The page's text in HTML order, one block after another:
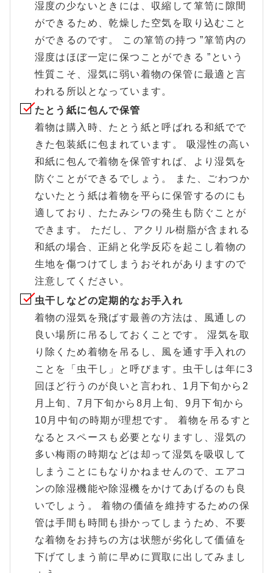
湿度の少ないときには、収縮して箪笥に隙間
ができるため、乾燥した空気を取り込むこと
ができるのです。 この箪笥の持つ ”箪笥内の
湿度はほぼ一定に保つことができる ”という
性質こそ、湿気に弱い着物の保管に最適と言
われる所以となっています。
たとう紙に包んで保管
着物は購入時、たとう紙と呼ばれる和紙でで
きた包装紙に包まれています。 吸湿性の高い
和紙に包んで着物を保管すれば、より湿気を
防ぐことができるでしょう。 また、ごわつか
ないたとう紙は着物を平らに保管するのにも
適しており、たたみシワの発生も防ぐことが
できます。 ただし、アクリル樹脂が含まれる
和紙の場合、正絹と化学反応を起こし着物の
生地を傷つけてしまうおそれがありますので
注意してください。
虫干しなどの定期的なお手入れ
着物の湿気を飛ばす最善の方法は、風通しの
良い場所に吊るしておくことです。 湿気を取
り除くため着物を吊るし、風を通す手入れの
ことを「虫干し」と呼びます。虫干しは年に3
回ほど行うのが良いと言われ、1月下旬から2
月上旬、7月下旬から8月上旬、9月下旬から
10月中旬の時期が理想です。 着物を吊るすと
なるとスペースも必要となりますし、湿気の
多い梅雨の時期などは却って湿気を吸収して
しまうことにもなりかねませんので、エアコ
ンの除湿機能や除湿機をかけてあげるのも良
いでしょう。 着物の価値を維持するための保
管は手間も時間も掛かってしまうため、不要
な着物をお持ちの方は状態が劣化して価値を
下げてしまう前に早めに買取に出してみまし